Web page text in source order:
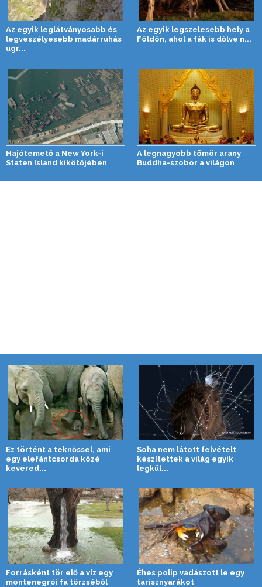
Az egyik leglátványosabb és
legveszélyesebb madárruhás
ugr...
Az egyik legszelesebb hely a
Földön, ahol a fák is dőlve n...
Hajótemető a New York-i
Staten Island kikötőjében
A legnagyobb tömör arany
Buddha-szobor a világon
Ez történt a teknőssel, ami
egy elefántcsorda közé
kevered...
Soha nem látott felvételt
készítettek a világ egyik
legkül...
Forrásként tör elő a víz egy
montenegrói fa törzséből
Éhes polip vadászott le egy
tarisznyarákot